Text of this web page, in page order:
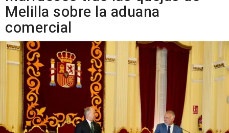
Melilla sobre la aduana
comercial